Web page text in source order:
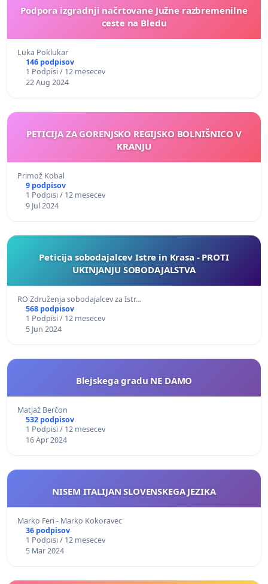
Podpora izgradnji načrtovane Južne razbremenilne
ceste na Bledu
Luka Poklukar
146 podpisov
1 Podpisi / 12 mesecev
22 Aug 2024
PETICIJA ZA GORENJSKO REGIJSKO BOLNIŠNICO V
KRANJU
Primož Kobal
9 podpisov
1 Podpisi / 12 mesecev
9 Jul 2024
Peticija sobodajalcev Istre in Krasa - PROTI
UKINJANJU SOBODAJALSTVA
RO Združenja sobodajalcev za Istr…
568 podpisov
1 Podpisi / 12 mesecev
5 Jun 2024
Blejskega gradu NE DAMO
Matjaž Berčon
532 podpisov
1 Podpisi / 12 mesecev
16 Apr 2024
NISEM ITALIJAN SLOVENSKEGA JEZIKA
Marko Feri - Marko Kokoravec
36 podpisov
1 Podpisi / 12 mesecev
5 Mar 2024